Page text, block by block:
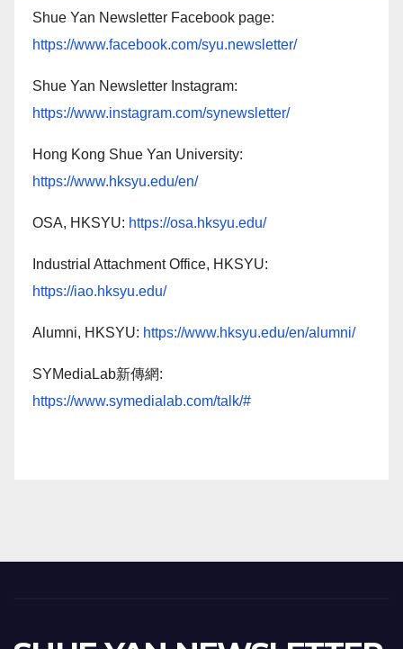
Shue Yan Newsletter Facebook page:
https://www.facebook.com/syu.newsletter/
Shue Yan Newsletter Instagram:
https://www.instagram.com/synewsletter/
Hong Kong Shue Yan University:
https://www.hksyu.edu/en/
OSA, HKSYU: https://osa.hksyu.edu/
Industrial Attachment Office, HKSYU:
https://iao.hksyu.edu/
Alumni, HKSYU: https://www.hksyu.edu/en/alumni/
SYMediaLab新傳網:
https://www.symedialab.com/talk/#